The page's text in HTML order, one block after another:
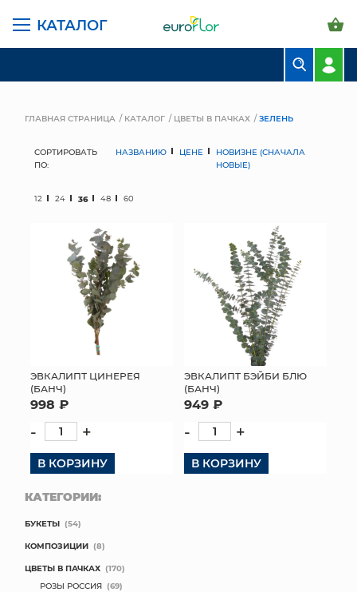
КАТАЛОГ
ГРУНТЫ И УДОБРЕНИЯ
ПРЕДМЕТЫ ИНТЕРЬЕРА
МЯГКИЕ ИГРУШКИ
КОРЗИНЫ
ЯЩИКИ
ГЛАВНАЯ СТРАНИЦА КАТАЛОГ ЦВЕТЫ В ПАЧКАХ ЗЕЛЕНЬ
СОРТИРОВАТЬ
ПО:
НАЗВАНИЮ ЦЕНЕ
НОВИЗНЕ (СНАЧАЛА
НОВЫЕ)
12 24 36 48 60
ЭВКАЛИПТ ЦИНЕРЕЯ
(БАНЧ)
998 ₽
- +
В КОРЗИНУ
ЭВКАЛИПТ БЭЙБИ БЛЮ
(БАНЧ)
949 ₽
- +
В КОРЗИНУ
КАТЕГОРИИ:
БУКЕТЫ (54)
КОМПОЗИЦИИ (8)
ЦВЕТЫ В ПАЧКАХ (170)
РОЗЫ РОССИЯ (69)